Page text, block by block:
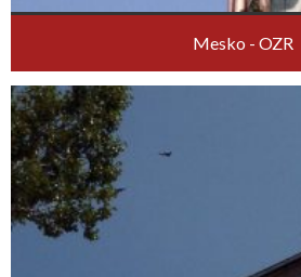
Mesko - OZR